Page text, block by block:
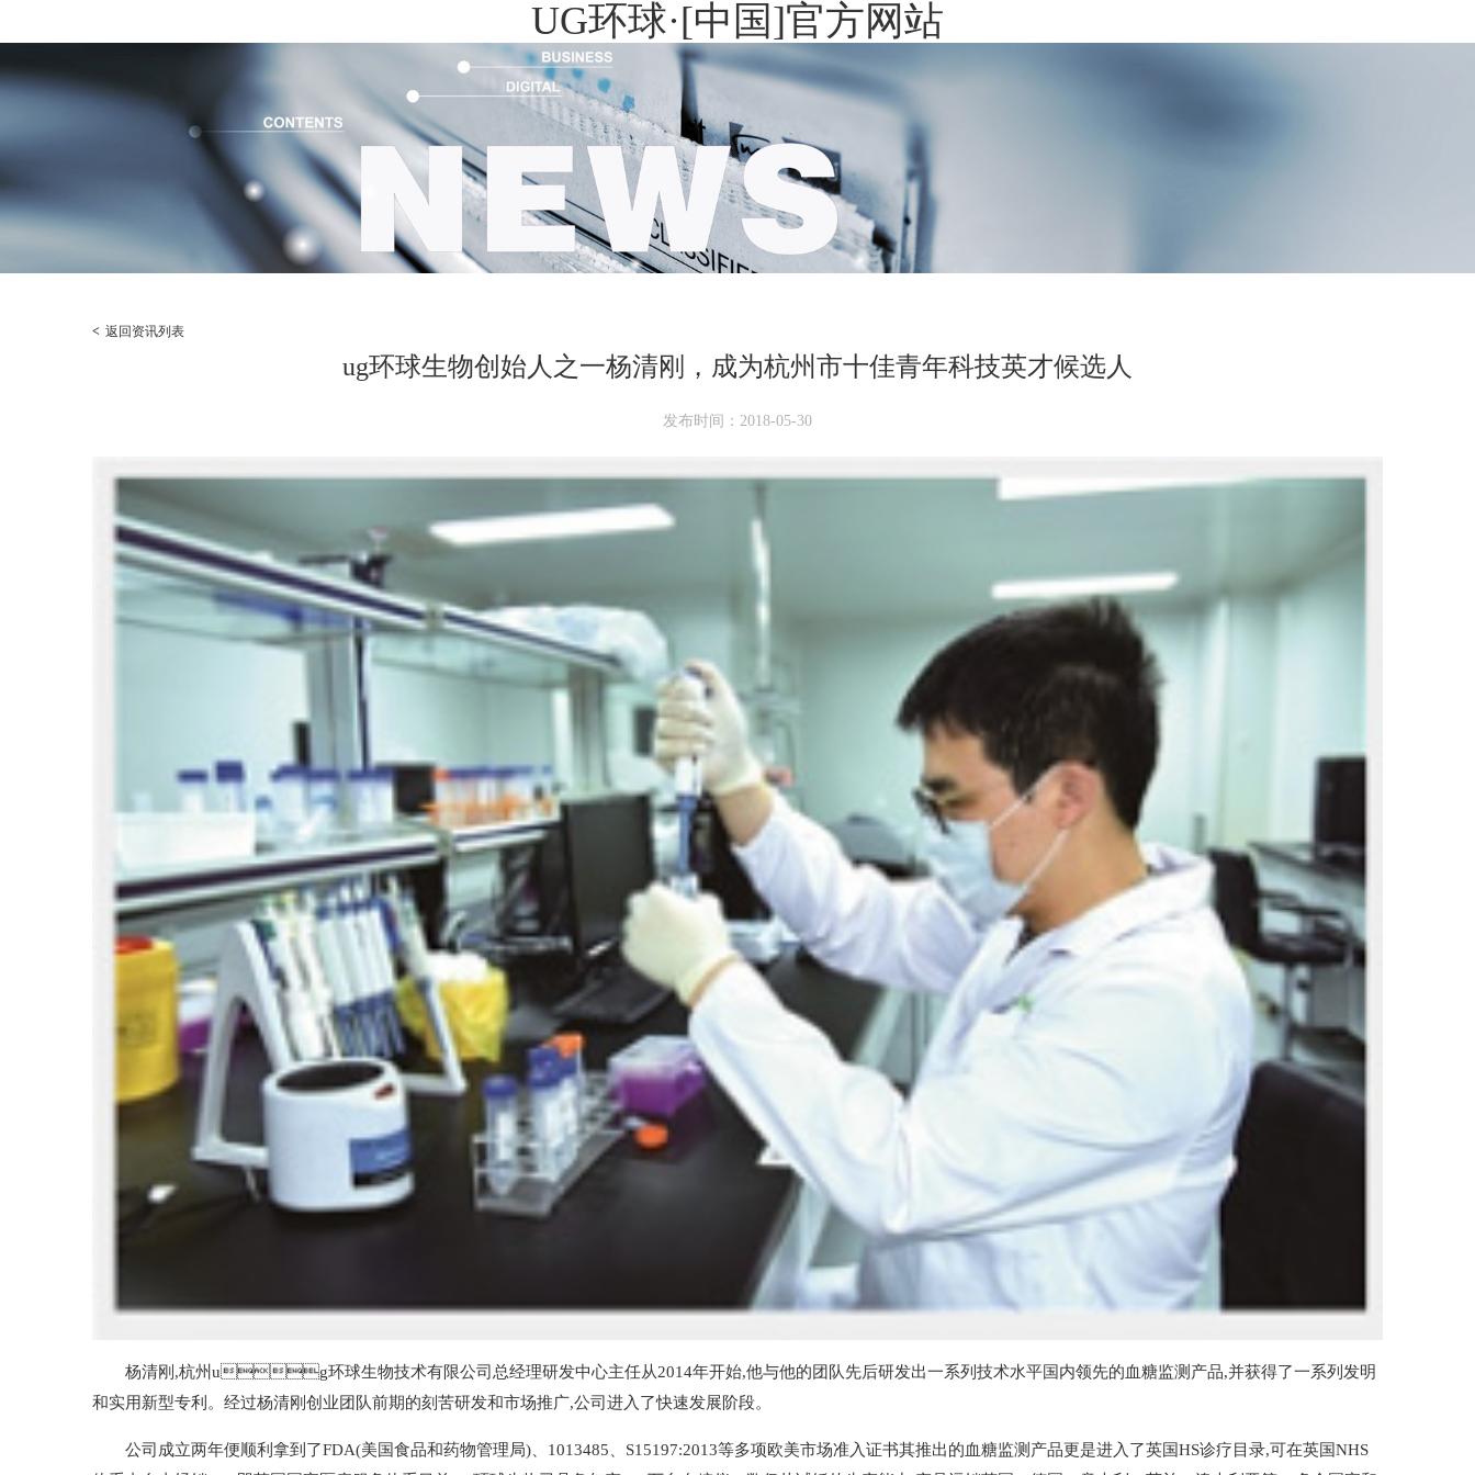
UG环球·[中国]官方网站
< 返回资讯列表
ug环球生物创始人之一杨清刚，成为杭州市十佳青年科技英才候选人
发布时间：2018-05-30
杨清刚,杭州ug环球生物技术有限公司总经理研发中心主任从2014年开始,他与他的团队先后研发出一系列技术水平国内领先的血糖监测产品,并获得了一系列发明
和实用新型专利。经过杨清刚创业团队前期的刻苦研发和市场推广,公司进入了快速发展阶段。
公司成立两年便顺利拿到了FDA(美国食品和药物管理局)、1013485、S15197:2013等多项欧美市场准入证书其推出的血糖监测产品更是进入了英国HS诊疗目录,可在英国NHS